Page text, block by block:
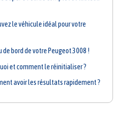
le véhicule idéal pour votre
bord de votre Peugeot 3008 !
et comment le réinitialiser ?
avoir les résultats rapidement ?